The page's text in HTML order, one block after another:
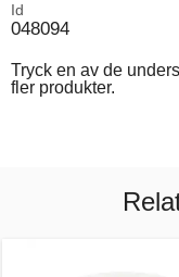
Id
048094
Tryck en av de
fler produkter.